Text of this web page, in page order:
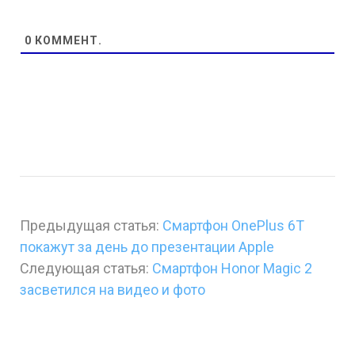
0 КОММЕНТ.
Предыдущая статья: Смартфон OnePlus 6Т
покажут за день до презентации Apple
Следующая статья: Смартфон Honor Magic 2
засветился на видео и фото